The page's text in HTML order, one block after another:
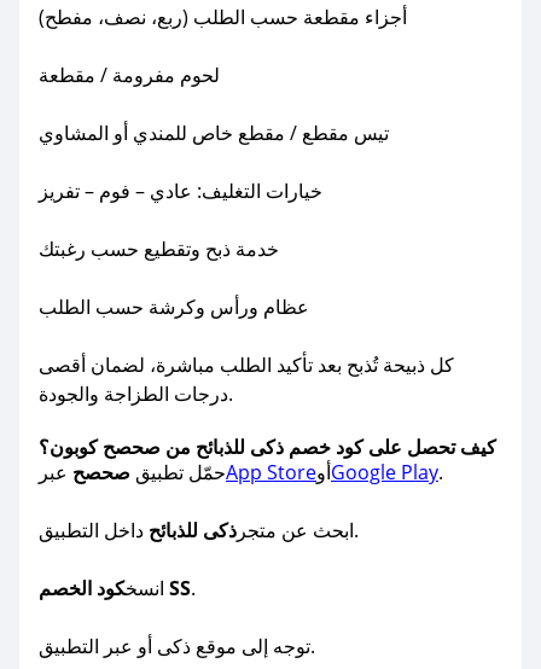
أجزاء مقطعة حسب الطلب (ربع، نصف، مفطح)
لحوم مفرومة / مقطعة
تيس مقطع / مقطع خاص للمندي أو المشاوي
خيارات التغليف: عادي – فوم – تفريز
خدمة ذبح وتقطيع حسب رغبتك
عظام ورأس وكرشة حسب الطلب
كل ذبيحة تُذبح بعد تأكيد الطلب مباشرة، لضمان أقصى
درجات الطزاجة والجودة.
كيف تحصل على كود خصم ذكى للذبائح من صحصح كوبون؟
حمّل تطبيق صحصح عبر App StoreأوGoogle Play.
ابحث عن متجر ذكى للذبائح داخل التطبيق.
انسخ كود الخصم SS.
توجه إلى موقع ذكى أو عبر التطبيق.